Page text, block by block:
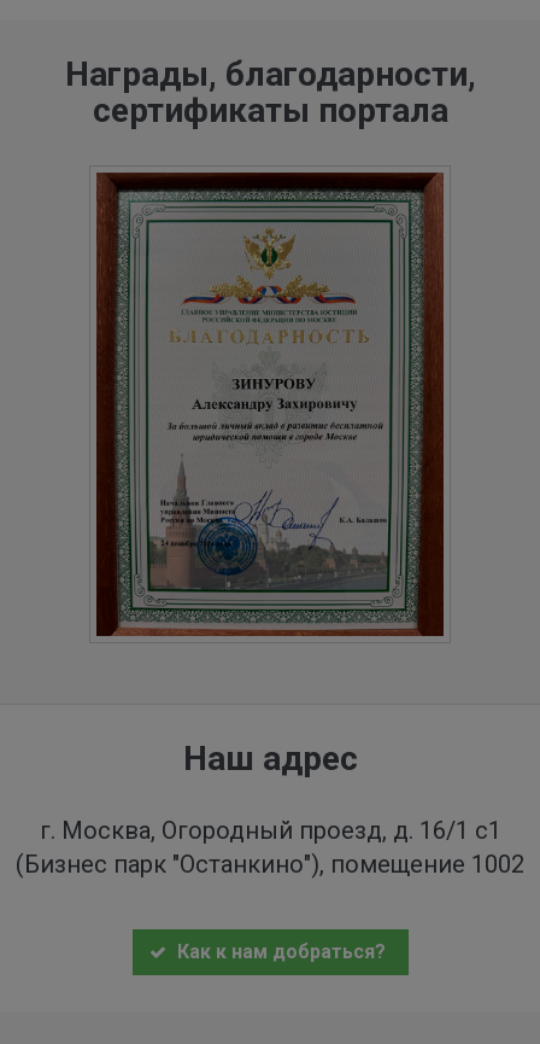
Награды, благодарности,
сертификаты портала
Наш адрес
г. Москва, Огородный проезд, д. 16/1 с1
(Бизнес парк "Останкино"), помещение 1002
Как к нам добраться?